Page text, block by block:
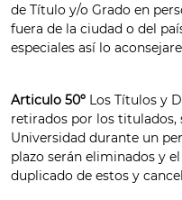
de Título y/o Grado en
fuera de la ciudad o del
especiales así lo
Articulo 50º Los Títulos y
retirados por los titulados,
Universidad durante un
plazo serán eliminados y
duplicado de estos y